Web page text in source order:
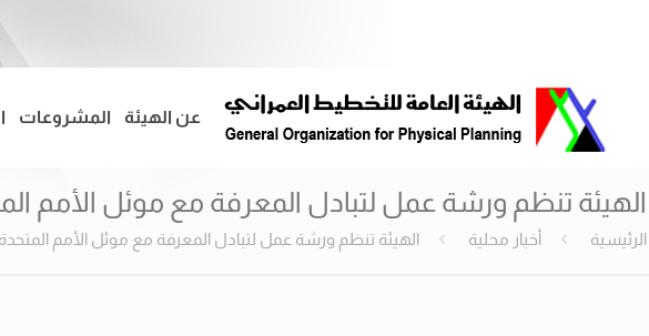
عن الهيئة المشروعات
الهيئة تنظم ورشة عمل لتبادل المعرفة مع موئل الأمم
الرئيسية أخبار محلية الهيئة تنظم ورشة عمل لتبادل المعرفة مع موئل الأمم المتحدة